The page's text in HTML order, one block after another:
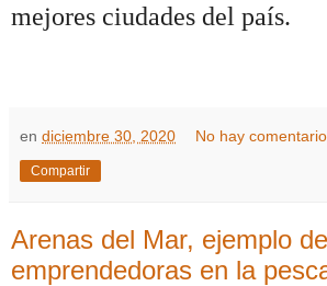
mejores ciudades del país.
en diciembre 30, 2020 No hay
Compartir
Arenas del Mar, ejemplo
emprendedoras en la